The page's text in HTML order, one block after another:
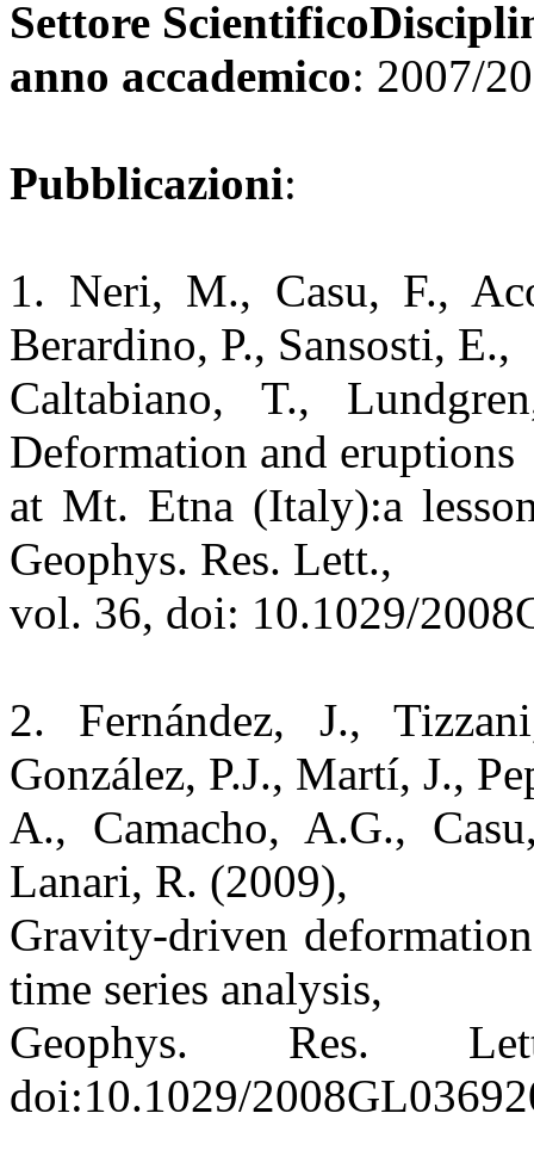
Settore
anno accademico: 2007/
Pubblicazioni:
1. Neri, M., Casu, F.,
Berardino, P., Sansosti, E.,
Caltabiano, T.,
Deformation and eruptions
at Mt. Etna (Italy):a
Geophys. Res. Lett.,
vol. 36, doi: 10.1029/
2. Fernández, J.,
González, P.J., Martí, J.,
A., Camacho, A.G.,
Lanari, R. (2009),
Gravity-driven
time series analysis,
Geophys. Res.
doi:10.1029/